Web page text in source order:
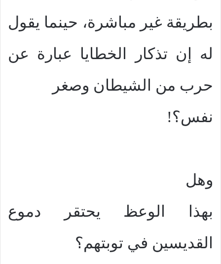
بطريقة غير مباشرة، حينما يقول
له إن تذكار الخطايا عبارة عن
حرب من الشيطان وصغر
نفس؟!
وهل
بهذا الوعظ يحتقر دموع
القديسين في توبتهم؟